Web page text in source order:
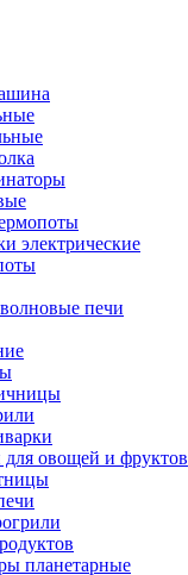
электрические
печи
овощей и фруктов
планетарные